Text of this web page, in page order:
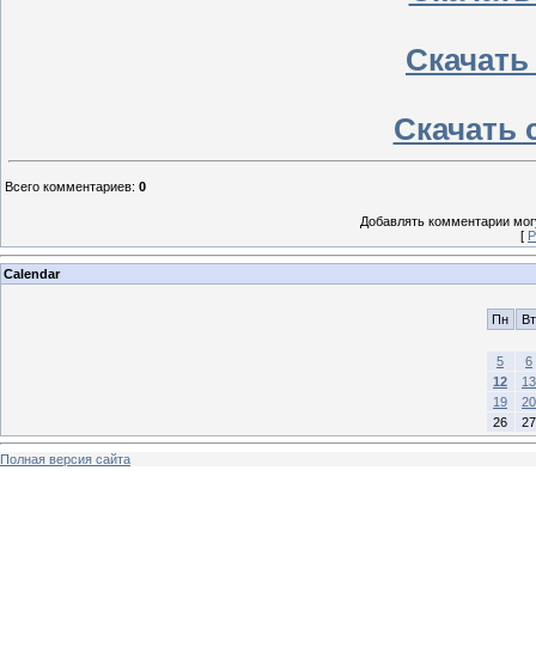
Скачать
Всего комментариев: 0
Добавлять комментарии
[
Calendar
Пн Вт
5
6
12
13
19
20
26
27
Полная версия сайта